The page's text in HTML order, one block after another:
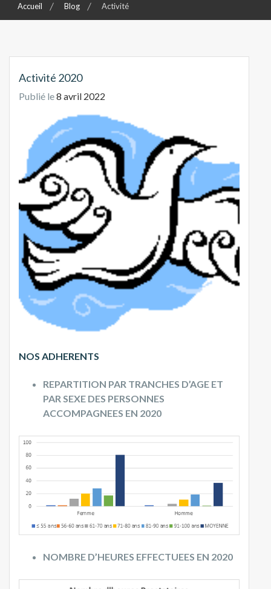
Accueil Blog Activité
Activité 2020
Publié le8 avril 2022
NOS ADHERENTS
REPARTITION PAR TRANCHES D’AGE ET
PAR SEXE DES PERSONNES
ACCOMPAGNEES EN 2020
NOMBRE D’HEURES EFFECTUEES EN 2020